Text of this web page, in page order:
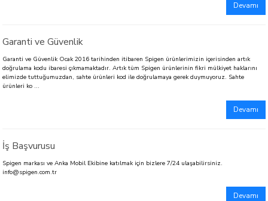
Devamı
Garanti ve Güvenlik
Garanti ve Güvenlik Ocak 2016 tarihinden itibaren Spigen ürünlerimizin içerisinden artık
doğrulama kodu ibaresi çıkmamaktadır. Artık tüm Spigen ürünlerinin fikri mülkiyet haklarını
elimizde tuttuğumuzdan, sahte ürünleri kod ile doğrulamaya gerek duymuyoruz. Sahte
ürünleri ko ...
Devamı
İş Başvurusu
Spigen markası ve Anka Mobil Ekibine katılmak için bizlere 7/24 ulaşabilirsiniz.
info@spigen.com.tr
Devamı